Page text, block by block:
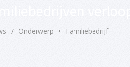
/ Onderwerp • Familiebedrijf